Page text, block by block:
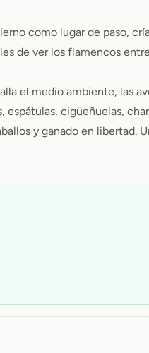
como lugar de paso,
de ver los flamencos
el medio ambiente, las
espátulas, cigüeñuelas,
y ganado en libertad.